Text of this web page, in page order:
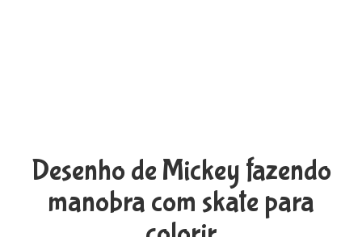
Desenho de Mickey fazendo
manobra com skate para